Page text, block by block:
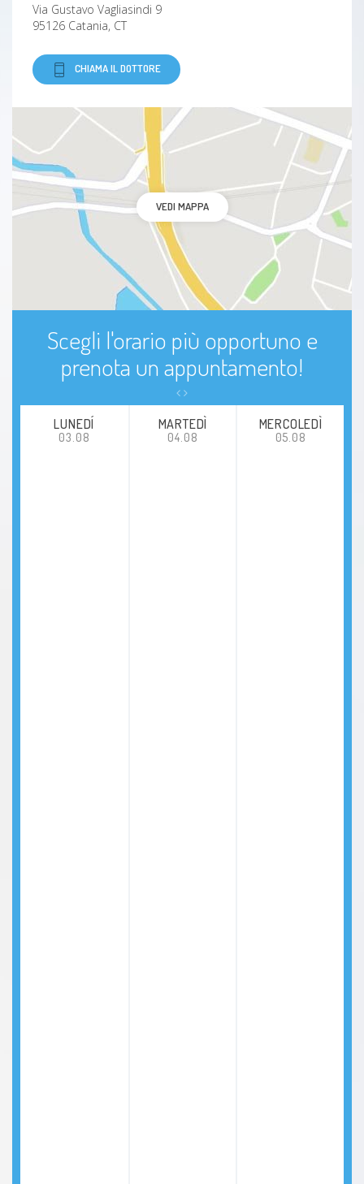
Via Gustavo Vagliasindi 9
95126 Catania, CT
CHIAMA IL DOTTORE
VEDI MAPPA
Scegli l'orario più opportuno e
prenota un appuntamento!
LUNEDÍ
03.08
MARTEDÌ
04.08
MERCOLEDÌ
05.08